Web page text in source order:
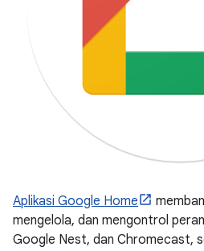
Aplikasi Google Home
mengelola, dan mengontrol
Google Nest, dan Chromecast,